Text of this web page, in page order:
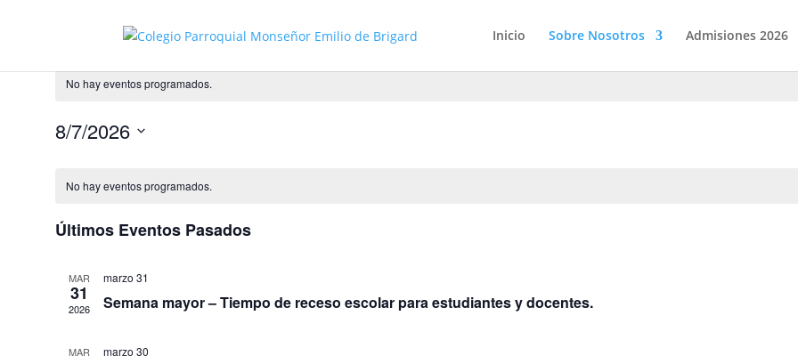
Inicio Sobre Nosotros Admisiones 2026
No hay eventos programados.
8/7/2026
No hay eventos programados.
Últimos Eventos Pasados
MAR
31
2026
marzo 31
Semana mayor – Tiempo de receso escolar para estudiantes y docentes.
MAR marzo 30